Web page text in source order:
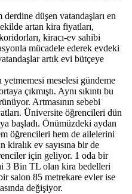
düşen vatandaşları en
artan kira fiyatları,
kiracı-ev sahibi
mücadele ederek evdeki
artık evi bütçeye
meselesi gündeme
çıkmıştı. Aynı sıkıntı bu
Artmasının sebebi
Üniversite öğrencileri dün
başladı. Önümüzdeki aydan
öğrencileri hem de ailelerini
kiralık ev sayısına bir de
için geliyor. 1 oda bir
3 Bin TL olan kira bedelleri
salon 85 metrekare evler ise
değişiyor.